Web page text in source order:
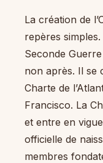
La création de
repères
Seconde
non après. Il se
Charte de
Francisco. La
et entre en
officielle de
membres